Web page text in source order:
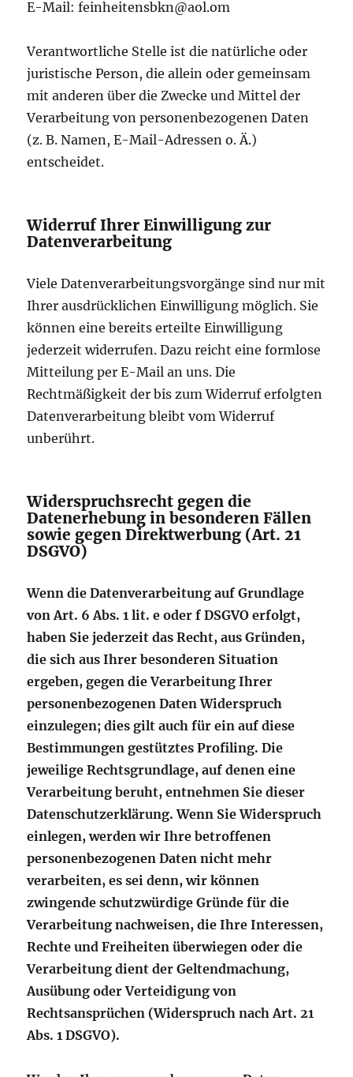
E-Mail: feinheitensbkn@aol.om
Verantwortliche Stelle ist die natürliche oder
juristische Person, die allein oder gemeinsam
mit anderen über die Zwecke und Mittel der
Verarbeitung von personenbezogenen Daten
(z. B. Namen, E-Mail-Adressen o. Ä.)
entscheidet.
Widerruf Ihrer Einwilligung zur
Datenverarbeitung
Viele Datenverarbeitungsvorgänge sind nur mit
Ihrer ausdrücklichen Einwilligung möglich. Sie
können eine bereits erteilte Einwilligung
jederzeit widerrufen. Dazu reicht eine formlose
Mitteilung per E-Mail an uns. Die
Rechtmäßigkeit der bis zum Widerruf erfolgten
Datenverarbeitung bleibt vom Widerruf
unberührt.
Widerspruchsrecht gegen die
Datenerhebung in besonderen Fällen
sowie gegen Direktwerbung (Art. 21
DSGVO)
Wenn die Datenverarbeitung auf Grundlage
von Art. 6 Abs. 1 lit. e oder f DSGVO erfolgt,
haben Sie jederzeit das Recht, aus Gründen,
die sich aus Ihrer besonderen Situation
ergeben, gegen die Verarbeitung Ihrer
personenbezogenen Daten Widerspruch
einzulegen; dies gilt auch für ein auf diese
Bestimmungen gestütztes Profiling. Die
jeweilige Rechtsgrundlage, auf denen eine
Verarbeitung beruht, entnehmen Sie dieser
Datenschutzerklärung. Wenn Sie Widerspruch
einlegen, werden wir Ihre betroffenen
personenbezogenen Daten nicht mehr
verarbeiten, es sei denn, wir können
zwingende schutzwürdige Gründe für die
Verarbeitung nachweisen, die Ihre Interessen,
Rechte und Freiheiten überwiegen oder die
Verarbeitung dient der Geltendmachung,
Ausübung oder Verteidigung von
Rechtsansprüchen (Widerspruch nach Art. 21
Abs. 1 DSGVO).